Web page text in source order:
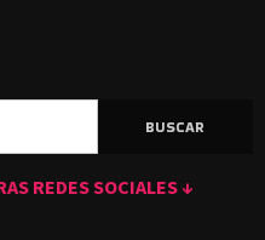
REDES SOCIALES ↓